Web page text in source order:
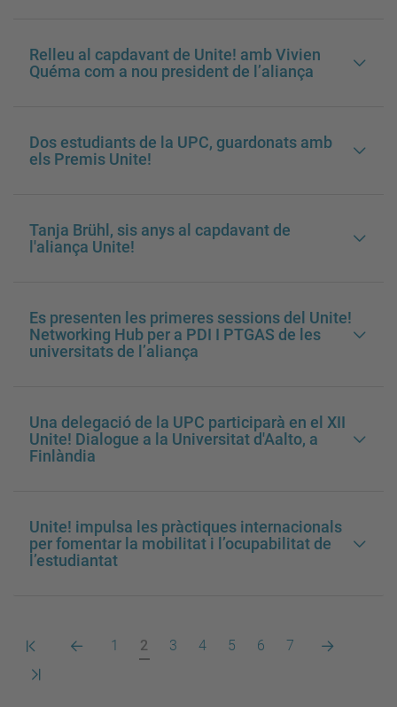
Relleu al capdavant de Unite! amb Vivien
Quéma com a nou president de l’aliança
Dos estudiants de la UPC, guardonats amb
els Premis Unite!
Tanja Brühl, sis anys al capdavant de
l'aliança Unite!
Es presenten les primeres sessions del Unite!
Networking Hub per a PDI I PTGAS de les
universitats de l’aliança
Una delegació de la UPC participarà en el XII
Unite! Dialogue a la Universitat d'Aalto, a
Finlàndia
Unite! impulsa les pràctiques internacionals
per fomentar la mobilitat i l’ocupabilitat de
l’estudiantat
Primera
Pàgina
Pàgina
1
Pàgina
actual
2 Pàgina
3 Pàgina
4 Pàgina
5 Pàgina
6 Pàgina
7
Pàgina
Darrera